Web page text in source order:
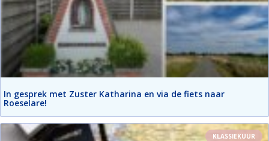
In gesprek met Zuster Katharina en via de fiets naar
Roeselare!
KLASSIEKUUR